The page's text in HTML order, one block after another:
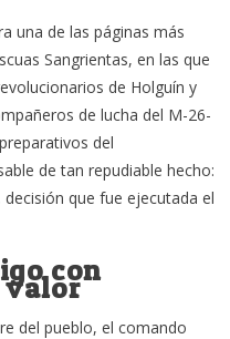
una de las páginas más
Sangrientas, en las que
de Holguín y
de lucha del M-26-
del
de tan repudiable hecho:
que fue ejecutada el
con
valor
del pueblo, el comando